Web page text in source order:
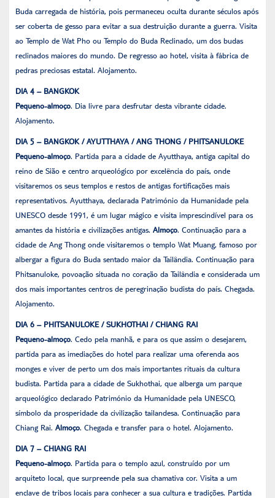
Buda carregada de história, pois permaneceu oculta durante séculos após
ser coberta de gesso para evitar a sua destruição durante a guerra. Visita
ao Templo de Wat Pho ou Templo do Buda Reclinado, um dos budas
reclinados maiores do mundo. De regresso ao hotel, visita à fábrica de
pedras preciosas estatal. Alojamento.
DIA 4 – BANGKOK
Pequeno-almoço. Dia livre para desfrutar desta vibrante cidade.
Alojamento.
DIA 5 – BANGKOK / AYUTTHAYA / ANG THONG / PHITSANULOKE
Pequeno-almoço. Partida para a cidade de Ayutthaya, antiga capital do
reino de Sião e centro arqueológico por excelência do país, onde
visitaremos os seus templos e restos de antigas fortificações mais
representativos. Ayutthaya, declarada Património da Humanidade pela
UNESCO desde 1991, é um lugar mágico e visita imprescindível para os
amantes da história e civilizações antigas. Almoço. Continuação para a
cidade de Ang Thong onde visitaremos o templo Wat Muang, famoso por
albergar a figura do Buda sentado maior da Tailândia. Continuação para
Phitsanuloke, povoação situada no coração da Tailândia e considerada um
dos mais importantes centros de peregrinação budista do país. Chegada.
Alojamento.
DIA 6 – PHITSANULOKE / SUKHOTHAI / CHIANG RAI
Pequeno-almoço. Cedo pela manhã, e para os que assim o desejarem,
partida para as imediações do hotel para realizar uma oferenda aos
monges e viver de perto um dos mais importantes rituais da cultura
budista. Partida para a cidade de Sukhothai, que alberga um parque
arqueológico declarado Património da Humanidade pela UNESCO,
símbolo da prosperidade da civilização tailandesa. Continuação para
Chiang Rai. Almoço. Chegada e transfer para o hotel. Alojamento.
DIA 7 – CHIANG RAI
Pequeno-almoço. Partida para o templo azul, construído por um
arquiteto local, que surpreende pela sua chamativa cor. Visita a um
enclave de tribos locais para conhecer a sua cultura e tradições. Partida